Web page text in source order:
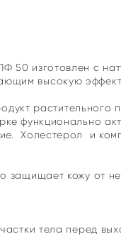
50 изготовлен с
высокую
растительного
функционально
Холестерол и
защищает кожу от
тела перед